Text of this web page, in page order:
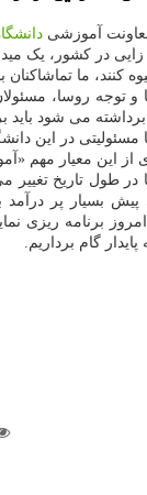
آموزشی
در کشور، یک
تماشاکنان
روسا،
می شود باید
در این
این معیار مهم
در طول تاریخ
که مدتی پیش
برنامه ریزی
گام برداریم.